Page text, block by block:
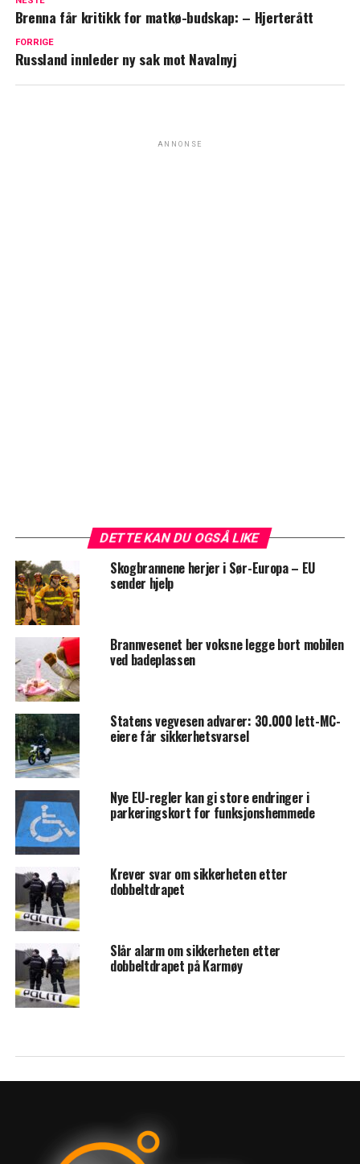
Brenna får kritikk for matkø-budskap: – Hjerterått
FORRIGE
Russland innleder ny sak mot Navalnyj
ANNONSE
DETTE KAN DU OGSÅ LIKE
Skogbrannene herjer i Sør-Europa – EU
sender hjelp
Brannvesenet ber voksne legge bort mobilen
ved badeplassen
Statens vegvesen advarer: 30.000 lett-MC-
eiere får sikkerhetsvarsel
Nye EU-regler kan gi store endringer i
parkeringskort for funksjonshemmede
Krever svar om sikkerheten etter
dobbeltdrapet
Slår alarm om sikkerheten etter
dobbeltdrapet på Karmøy